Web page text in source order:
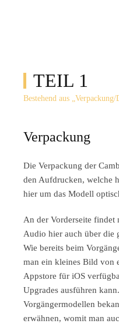
TEIL 1
Bestehend aus
Verpackung
Die Verpackung der
den Aufdrucken, welche
hier um das Modell
An der Vorderseite findet
Audio hier auch über die
Wie bereits beim
man ein kleines Bild von
Appstore für iOS
Upgrades ausführen
Vorgängermodellen
erwähnen, womit man